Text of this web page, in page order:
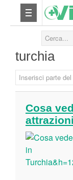
turchia
Inserisci parte del
Cosa